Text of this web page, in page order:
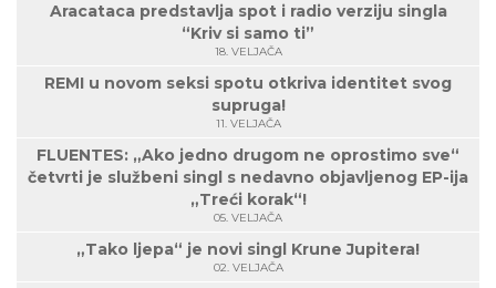
Aracataca predstavlja spot i radio verziju singla
“Kriv si samo ti”
18. VELJAČA
REMI u novom seksi spotu otkriva identitet svog
supruga!
11. VELJAČA
FLUENTES: „Ako jedno drugom ne oprostimo sve“
četvrti je službeni singl s nedavno objavljenog EP-ija
„Treći korak“!
05. VELJAČA
„Tako ljepa“ je novi singl Krune Jupitera!
02. VELJAČA